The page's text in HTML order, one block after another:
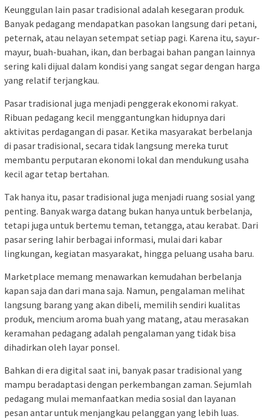
Keunggulan lain pasar tradisional adalah kesegaran produk.
Banyak pedagang mendapatkan pasokan langsung dari petani,
peternak, atau nelayan setempat setiap pagi. Karena itu, sayur-
mayur, buah-buahan, ikan, dan berbagai bahan pangan lainnya
sering kali dijual dalam kondisi yang sangat segar dengan harga
yang relatif terjangkau.
Pasar tradisional juga menjadi penggerak ekonomi rakyat.
Ribuan pedagang kecil menggantungkan hidupnya dari
aktivitas perdagangan di pasar. Ketika masyarakat berbelanja
di pasar tradisional, secara tidak langsung mereka turut
membantu perputaran ekonomi lokal dan mendukung usaha
kecil agar tetap bertahan.
Tak hanya itu, pasar tradisional juga menjadi ruang sosial yang
penting. Banyak warga datang bukan hanya untuk berbelanja,
tetapi juga untuk bertemu teman, tetangga, atau kerabat. Dari
pasar sering lahir berbagai informasi, mulai dari kabar
lingkungan, kegiatan masyarakat, hingga peluang usaha baru.
Marketplace memang menawarkan kemudahan berbelanja
kapan saja dan dari mana saja. Namun, pengalaman melihat
langsung barang yang akan dibeli, memilih sendiri kualitas
produk, mencium aroma buah yang matang, atau merasakan
keramahan pedagang adalah pengalaman yang tidak bisa
dihadirkan oleh layar ponsel.
Bahkan di era digital saat ini, banyak pasar tradisional yang
mampu beradaptasi dengan perkembangan zaman. Sejumlah
pedagang mulai memanfaatkan media sosial dan layanan
pesan antar untuk menjangkau pelanggan yang lebih luas.